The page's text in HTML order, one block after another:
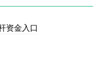
资金入口